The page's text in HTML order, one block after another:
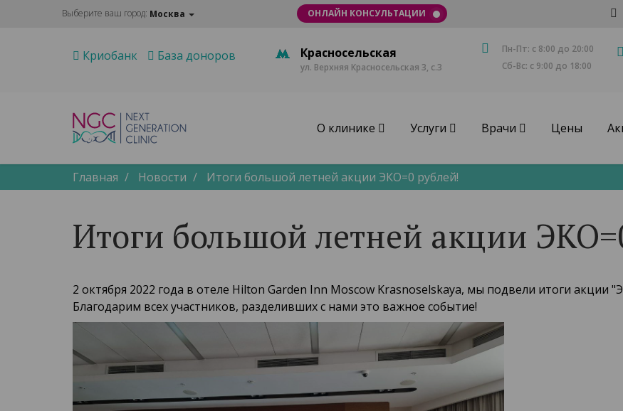
Выберите ваш город: Москва ОНЛАЙН КОНСУЛЬТАЦИИ
Криобанк База доноров Красносельская
ул. Верхняя Красносельская 3, с.3
Пн-Пт: с 8:00 до 20:00
Сб-Вс: с 9:00 до 18:00
О клинике Услуги Врачи Цены
Главная Новости Итоги большой летней акции ЭКО=0 рублей!
Итоги большой летней акции
2 октября 2022 года в отеле Hilton Garden Inn Moscow Krasnoselskaya, мы подвели итоги акции
Благодарим всех участников, разделивших с нами это важное событие!